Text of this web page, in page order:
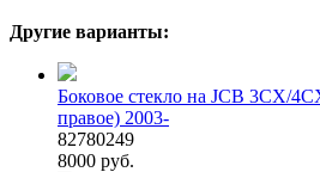
Другие варианты:
Боковое стекло на JCB 3CX/
правое) 2003-
82780249
8000 руб.